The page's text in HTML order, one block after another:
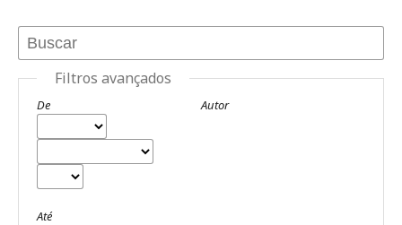
Filtros avançados
De
Até
Autor